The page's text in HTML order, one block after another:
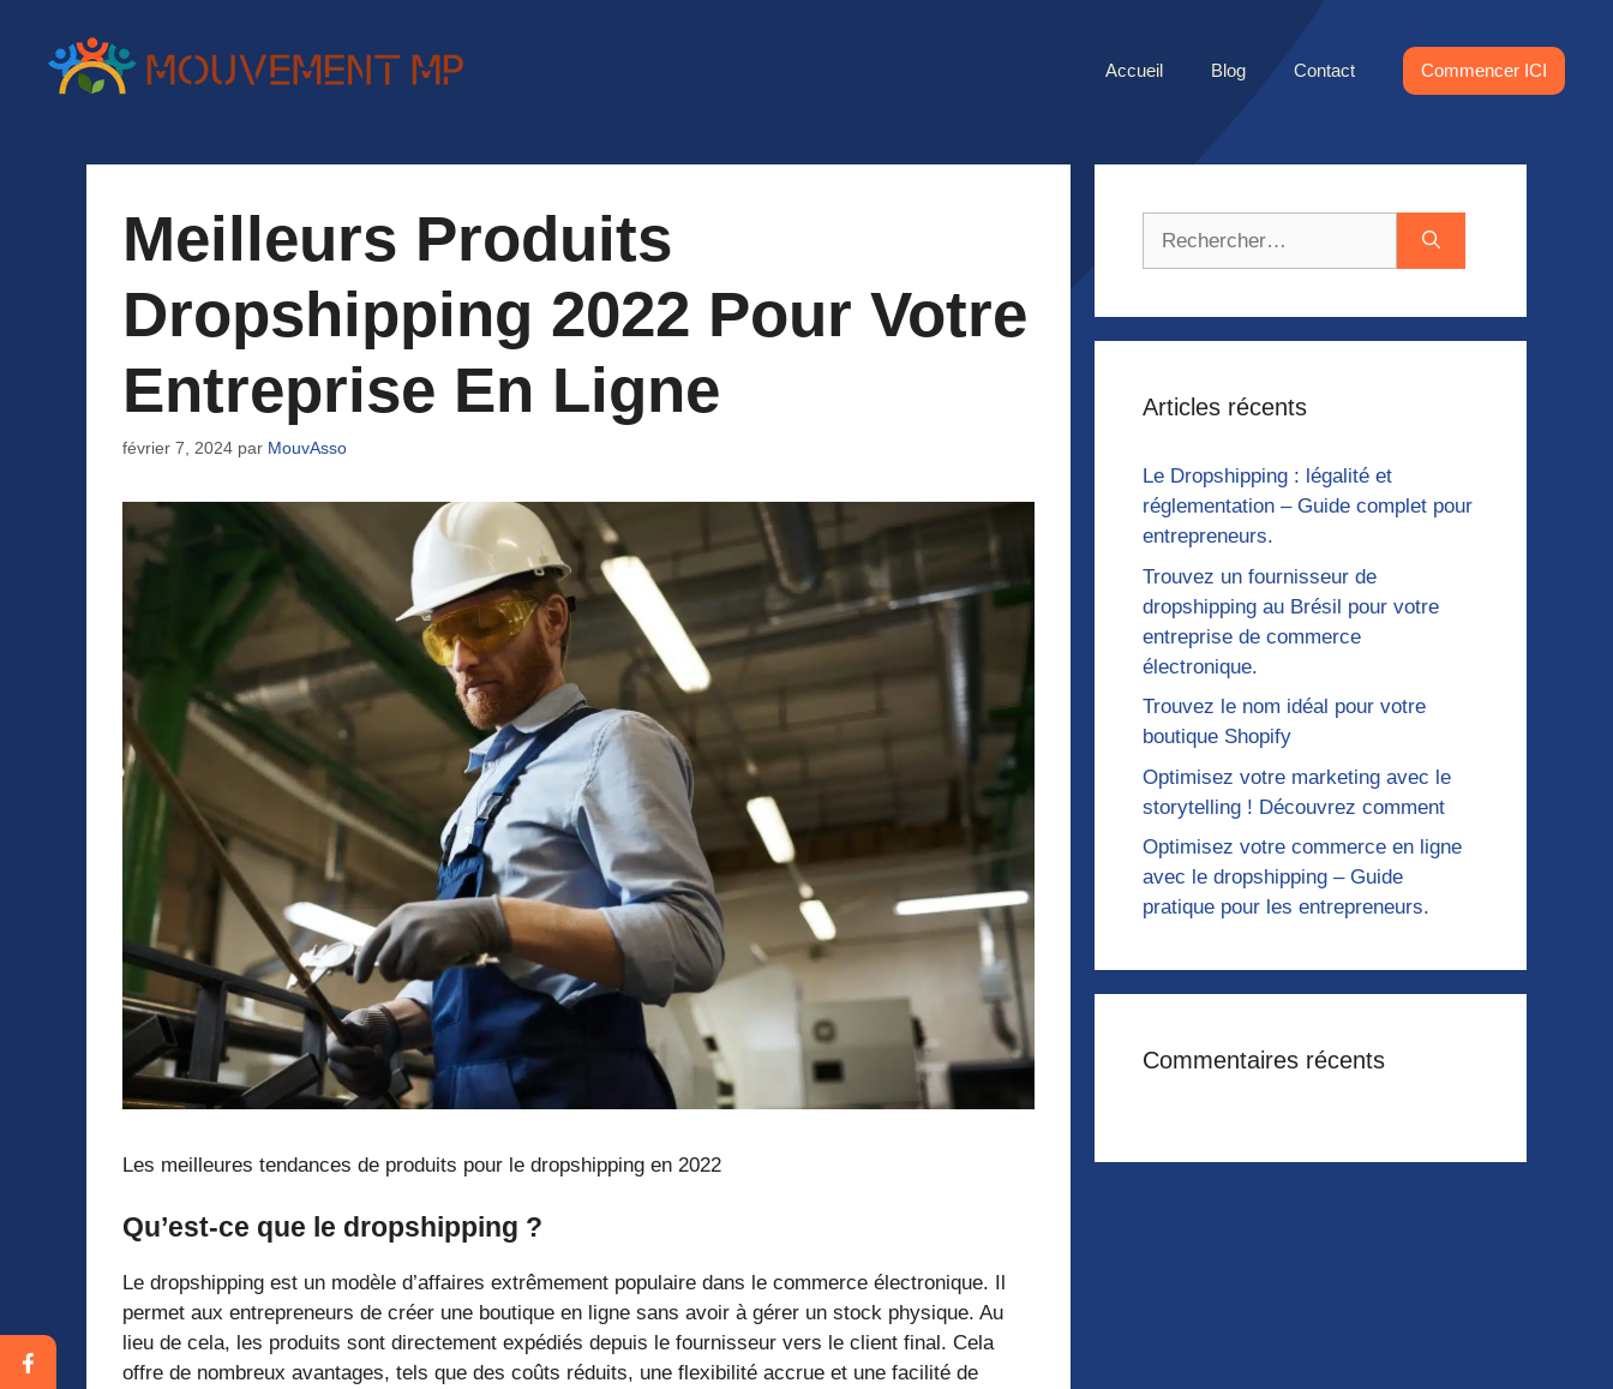
contenu
Accueil Blog Contact Commencer ICI
Meilleurs Produits
Dropshipping 2022 Pour Votre
Entreprise En Ligne
février 7, 2024 par MouvAsso
Les meilleures tendances de produits pour le dropshipping en 2022
Qu’est-ce que le dropshipping ?
Le dropshipping est un modèle d’affaires extrêmement populaire dans le commerce électronique. Il
permet aux entrepreneurs de créer une boutique en ligne sans avoir à gérer un stock physique. Au
lieu de cela, les produits sont directement expédiés depuis le fournisseur vers le client final. Cela
offre de nombreux avantages, tels que des coûts réduits, une flexibilité accrue et une facilité de
Articles récents
Le Dropshipping : légalité et
réglementation – Guide complet pour
entrepreneurs.
Trouvez un fournisseur de
dropshipping au Brésil pour votre
entreprise de commerce
électronique.
Trouvez le nom idéal pour votre
boutique Shopify
Optimisez votre marketing avec le
storytelling ! Découvrez comment
Optimisez votre commerce en ligne
avec le dropshipping – Guide
pratique pour les entrepreneurs.
Commentaires récents